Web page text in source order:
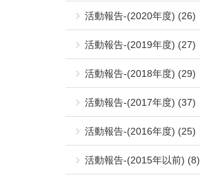
活動報告-(2020年度) (26)
活動報告-(2019年度) (27)
活動報告-(2018年度) (29)
活動報告-(2017年度) (37)
活動報告-(2016年度) (25)
活動報告-(2015年以前) (8)